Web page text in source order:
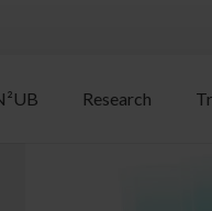
Research